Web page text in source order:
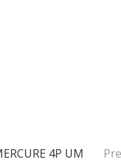
4P UM